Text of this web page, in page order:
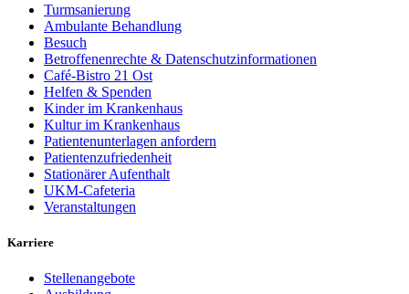
Turmsanierung
Ambulante Behandlung
Besuch
Betroffenenrechte & Datenschutzinformationen
Café-Bistro 21 Ost
Helfen & Spenden
Kinder im Krankenhaus
Kultur im Krankenhaus
Patientenunterlagen anfordern
Patientenzufriedenheit
Stationärer Aufenthalt
UKM-Cafeteria
Veranstaltungen
Karriere
Stellenangebote